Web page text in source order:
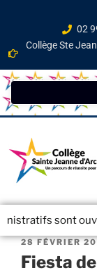
02
Collège Ste
sont
28 FÉVRIER
Fiesta